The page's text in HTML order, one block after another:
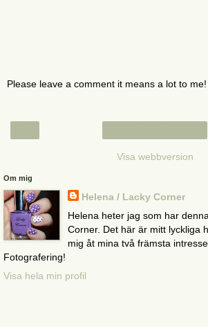
Please leave a comment it means a lot to me!
Visa webbversion
Om mig
Helena / Lacky Corner
Helena heter jag som har
Corner. Det här är mitt lyckliga
mig åt mina två främsta
Fotografering!
Visa hela min profil